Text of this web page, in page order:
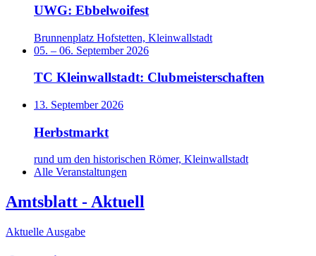
UWG: Ebbelwoifest
Brunnenplatz Hofstetten, Kleinwallstadt
05. – 06. September 2026
TC Kleinwallstadt: Clubmeisterschaften
13. September 2026
Herbstmarkt
rund um den historischen Römer, Kleinwallstadt
Alle Veranstaltungen
Amtsblatt - Aktuell
Aktuelle Ausgabe